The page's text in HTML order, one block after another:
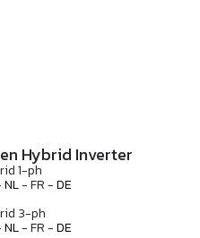
Hybrid Inverter
1-ph
NL- FR -DE
3-ph
NL- FR -DE